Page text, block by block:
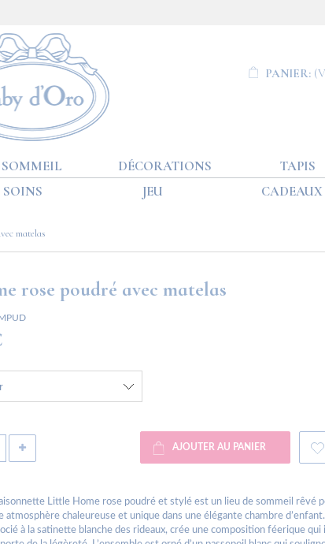
PANIER:
SOMMEIL DÉCORATIONS TAPIS
SOINS JEU CADEAUX
matelas
rose poudré avec matelas
AJOUTER AU PANIER
Little Home rose poudré et stylé est un lieu de sommeil rêvé
atmosphère chaleureuse et unique dans une élégante chambre
à la satinette blanche des rideaux, crée une composition féerique qui